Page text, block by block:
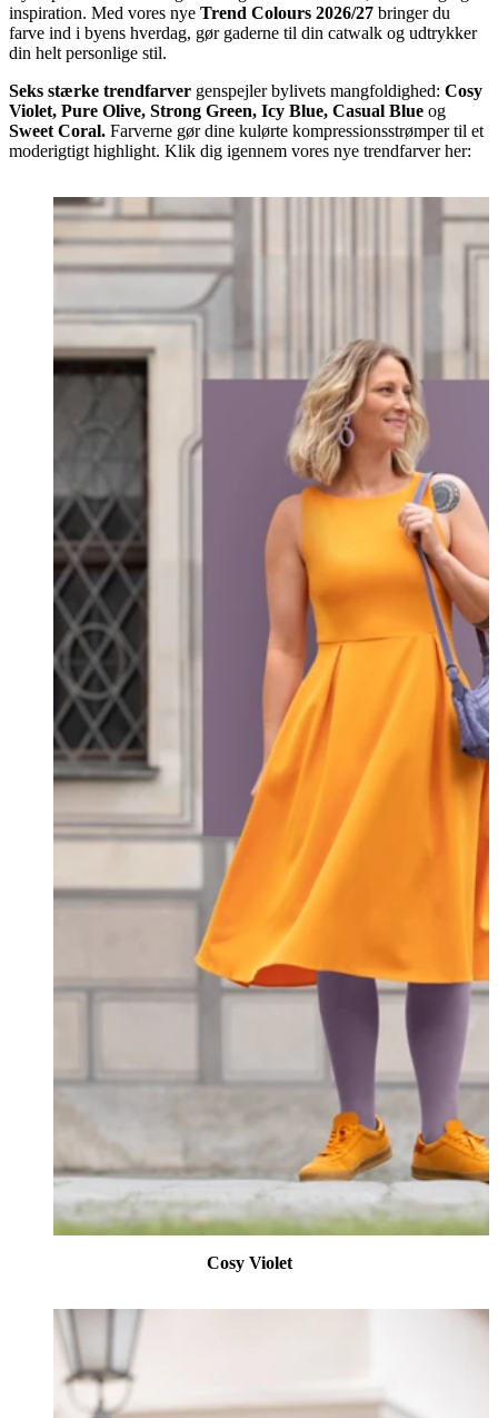
inspiration. Med vores nye Trend Colours 2026/27 bringer du
farve ind i byens hverdag, gør gaderne til din catwalk og udtrykker
din helt personlige stil.
Seks stærke trendfarver genspejler bylivets mangfoldighed: Cosy
Violet, Pure Olive, Strong Green, Icy Blue, Casual Blue og
Sweet Coral. Farverne gør dine kulørte kompressionsstrømper til et
moderigtigt highlight. Klik dig igennem vores nye trendfarver her:
Cosy Violet